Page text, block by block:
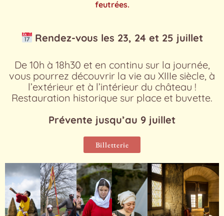
feutrées.
Rendez-vous les 23, 24 et 25 juillet
De 10h à 18h30 et en continu sur la journée,
vous pourrez découvrir la vie au XIIIe siècle, à
l’extérieur et à l’intérieur du château !
Restauration historique sur place et buvette.
Prévente jusqu’au 9 juillet
Billetterie